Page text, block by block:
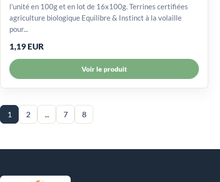
l'unité en 100g et en lot de 16x100g. Terrines certifiées
agriculture biologique Equilibre & Instinct à la volaille
pour...
1,19 EUR
Voir le produit
1 2 ... 7 8